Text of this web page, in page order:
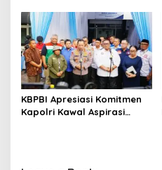
Kepulauan
KBPBI Apresiasi Komitmen
Kapolri Kawal Aspirasi